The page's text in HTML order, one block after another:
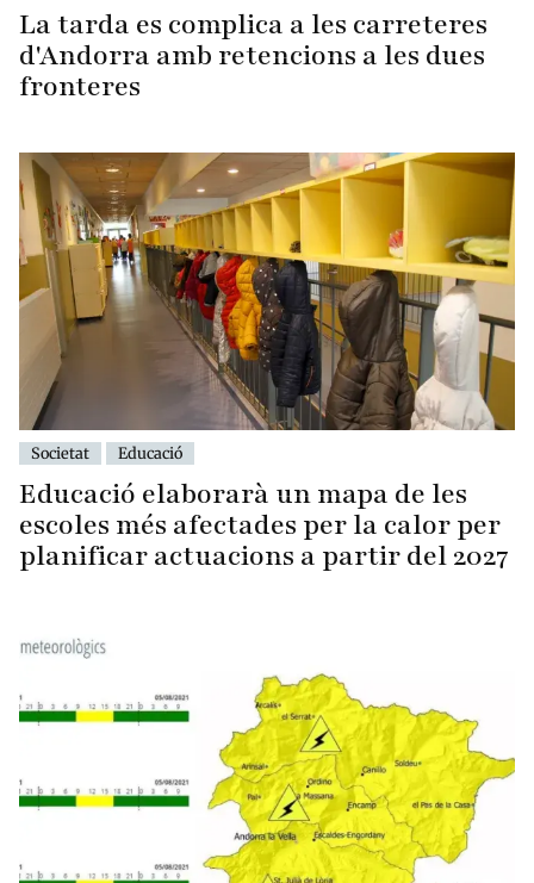
La tarda es complica a les carreteres
d'Andorra amb retencions a les dues
fronteres
Societat Educació
Educació elaborarà un mapa de les
escoles més afectades per la calor per
planificar actuacions a partir del 2027